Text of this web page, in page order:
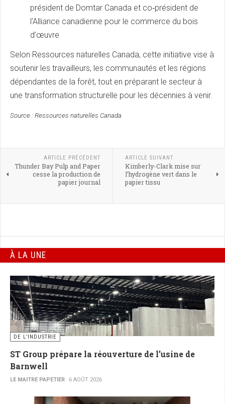
président de Domtar Canada et co‑président de
l’Alliance canadienne pour le commerce du bois
d’œuvre
Selon Ressources naturelles Canada, cette initiative vise à
soutenir les travailleurs, les communautés et les régions
dépendantes de la forêt, tout en préparant le secteur à
une transformation structurelle pour les décennies à venir.
Source : Ressources naturelles Canada
ARTICLE PRÉCÉDENT
Thunder Bay Pulp and Paper
cesse la production de
papier journal
ARTICLE SUIVANT
Kimberly-Clark mise sur
l’hydrogène vert dans le
papier tissu
À LA UNE
DE L’INDUSTRIE
ST Group prépare la réouverture de l’usine de
Barnwell
LE MAITRE PAPETIER 6 AOÛT 2026